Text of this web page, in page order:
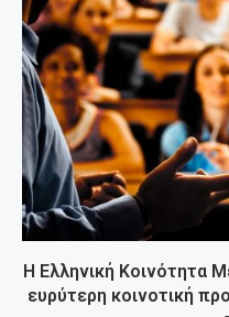
Η Ελληνική Κοινότητα
ευρύτερη κοινοτική